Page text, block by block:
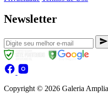
Newsletter
Copyright © 2026 Galeria